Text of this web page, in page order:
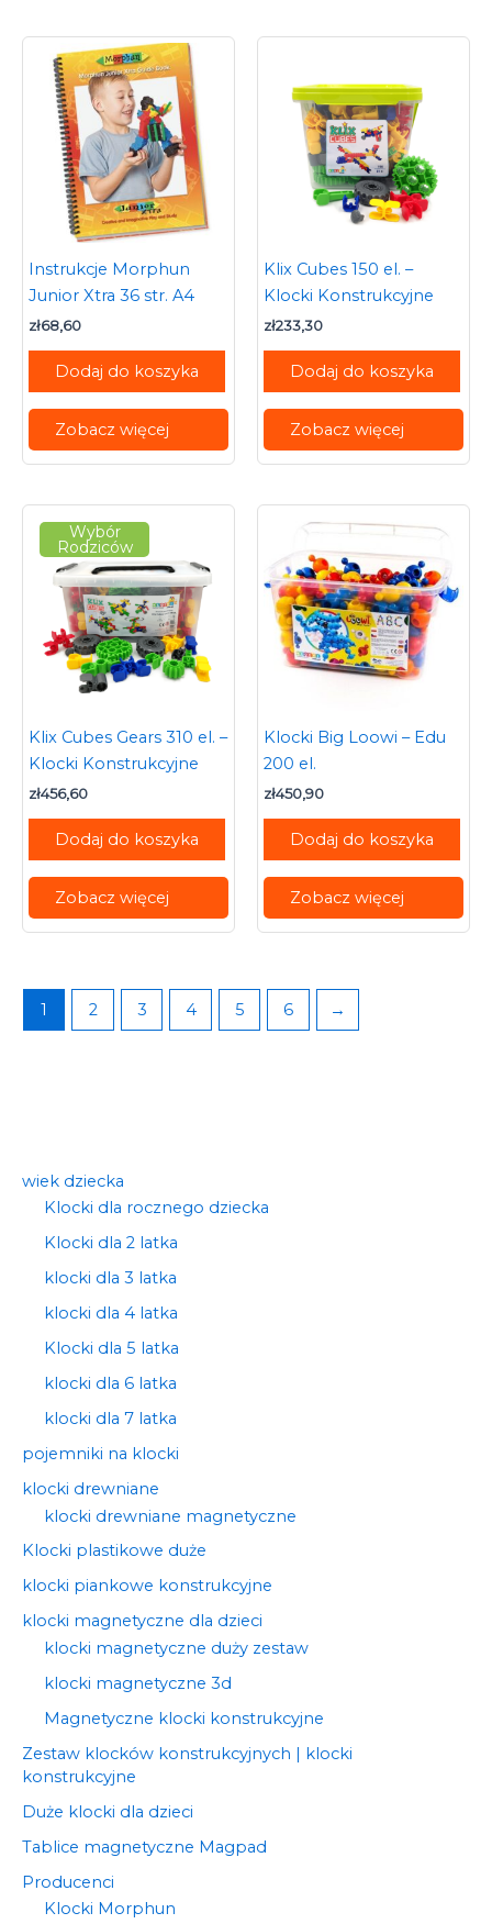
wiek dziecka
Klocki dla rocznego dziecka
Klocki dla 2 latka
klocki dla 3 latka
klocki dla 4 latka
Klocki dla 5 latka
klocki dla 6 latka
klocki dla 7 latka
pojemniki na klocki
klocki drewniane
klocki drewniane magnetyczne
Klocki plastikowe duże
klocki piankowe konstrukcyjne
klocki magnetyczne dla dzieci
klocki magnetyczne duży zestaw
klocki magnetyczne 3d
Magnetyczne klocki konstrukcyjne
Zestaw klocków konstrukcyjnych | klocki
konstrukcyjne
Duże klocki dla dzieci
Tablice magnetyczne Magpad
Producenci
Klocki Morphun
Instrukcje Morphun
Junior Xtra 36 str. A4
zł68,60
Dodaj do koszyka
Zobacz więcej
Klix Cubes 150 el. –
Klocki Konstrukcyjne
zł233,30
Dodaj do koszyka
Zobacz więcej
Wybór
Rodziców
Klix Cubes Gears 310 el. –
Klocki Konstrukcyjne
zł456,60
Dodaj do koszyka
Zobacz więcej
Klocki Big Loowi – Edu
200 el.
zł450,90
Dodaj do koszyka
Zobacz więcej
1 2 3 4 5 6 →